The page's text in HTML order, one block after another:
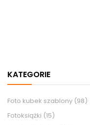
KATEGORIE
Foto kubek szablony (98)
Fotoksiążki (15)